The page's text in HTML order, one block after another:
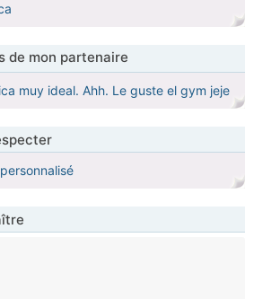
de mon partenaire
muy ideal. Ahh. Le guste el gym jeje